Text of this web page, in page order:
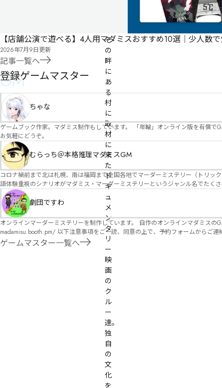
そ
の
畔
に
あ
る
村
に
取
材
に
来
た
ド
キ
ュ
メ
ン
タ
リ
ー
映
画
の
ク
ル
ー
達。
独
自
の
文
化
を
【店舗公演で遊べる】4人用マダミスおすすめ10選｜少人数
2026年7月9日更新
記事一覧へ
GM
登録ゲームマスター
ちゃな
ゲームブック作家。マダミス制作もしています。 「年輪」オンライン版を有償
お気軽にどうぞ。
むらっち＠本格推理マダミスGM
コロナ禍前まで北は札幌、南は福岡まで全国各地でマーダーミステリー（トリック有）公演をしておりました。 ２０２５年現在、たく
語体験重視のシナリオがマダミス・マーダーミステリーというジャンル名でたくさんあるため、そのようなシ
たことないトリックが解ける閃きや犯人として逃げ切る楽しみのある本格推理マーダーミステリーを
す！
劇団ですわ
オンラインマーダーミステリーを制作しています。 自作のオンラインマダミスのGM依
madamisu.booth.pm/ 以下注意事項をご一読、同意の上で、予約フォームからご連絡ください。 ■GM依頼の注意事項■ ①依頼をする作品のＢＯＯＴＨの概要を確認した上で、依頼し
てください。 ②依頼ができるのは、平日、土日、祝日問わず、21：00～となります。 ③参加するメンバーは、依頼者にてメンバーを集めてください。 ④依頼条件：代表者によるＧＭ
セットの購入or参加者全員の個別ＨＯの購入 ⇒購入するタイミングは、開催日程、参加メンバーが決まってからで構
ゲームマスター一覧へ